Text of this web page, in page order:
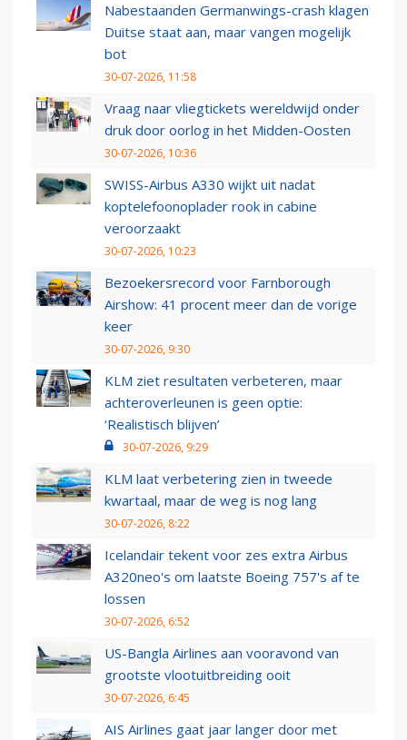
Nabestaanden Germanwings-crash klagen
Duitse staat aan, maar vangen mogelijk
bot
30-07-2026, 11:58
Vraag naar vliegtickets wereldwijd onder
druk door oorlog in het Midden-Oosten
30-07-2026, 10:36
SWISS-Airbus A330 wijkt uit nadat
koptelefoonoplader rook in cabine
veroorzaakt
30-07-2026, 10:23
Bezoekersrecord voor Farnborough
Airshow: 41 procent meer dan de vorige
keer
30-07-2026, 9:30
KLM ziet resultaten verbeteren, maar
achteroverleunen is geen optie:
‘Realistisch blijven’
30-07-2026, 9:29
KLM laat verbetering zien in tweede
kwartaal, maar de weg is nog lang
30-07-2026, 8:22
Icelandair tekent voor zes extra Airbus
A320neo's om laatste Boeing 757's af te
lossen
30-07-2026, 6:52
US-Bangla Airlines aan vooravond van
grootste vlootuitbreiding ooit
30-07-2026, 6:45
AIS Airlines gaat jaar langer door met